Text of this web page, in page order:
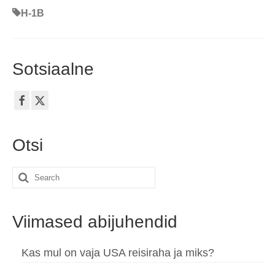
H-1B
Sotsiaalne
Otsi
Search
Viimased abijuhendid
Kas mul on vaja USA reisiraha ja miks?